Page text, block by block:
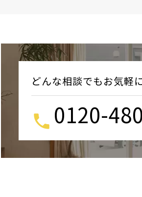
どんな相談でもお気軽
0120-